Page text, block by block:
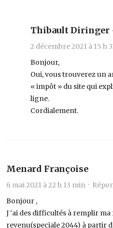
Thibault
2 décembre 2021 à 15 h
Bonjour,
Oui, vous trouverez un
« impôt » du site qui
ligne.
Cordialement.
Menard Françoise
6 mai 2021 à 22 h 13 min ·
Bonjour ,
J ‘ai des difficultés à remplir
revenu(speciale 2044) à partir